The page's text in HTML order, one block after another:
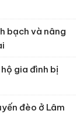
bạch và nâng
gia đình bị
đèo ở Lâm